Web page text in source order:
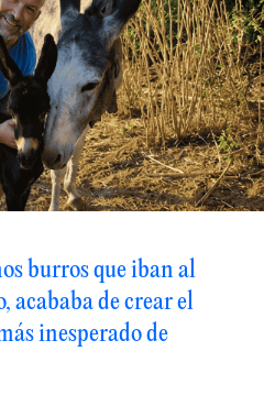
burros que iban al
acababa de crear el
inesperado de